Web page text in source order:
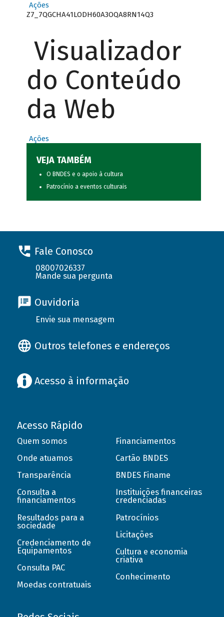
Ações
Z7_7QGCHA41LODH60A3OQA8RN14Q3
Visualizador
do Conteúdo
da Web
Ações
VEJA TAMBÉM
O BNDES e o apoio à cultura
Patrocínio a eventos culturais
Fale Conosco
08007026337
Mande sua pergunta
Ouvidoria
Envie sua mensagem
Outros telefones e endereços
Acesso à informação
Acesso Rápido
Quem somos
Onde atuamos
Transparência
Consulta a
financiamentos
Resultados para a
sociedade
Credenciamento de
Equipamentos
Consulta PAC
Moedas contratuais
Financiamentos
Cartão BNDES
BNDES Finame
Instituições financeiras
credenciadas
Patrocínios
Licitações
Cultura e economia
criativa
Conhecimento